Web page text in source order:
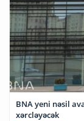
BNA yeni nəsil
xərcləyəcək